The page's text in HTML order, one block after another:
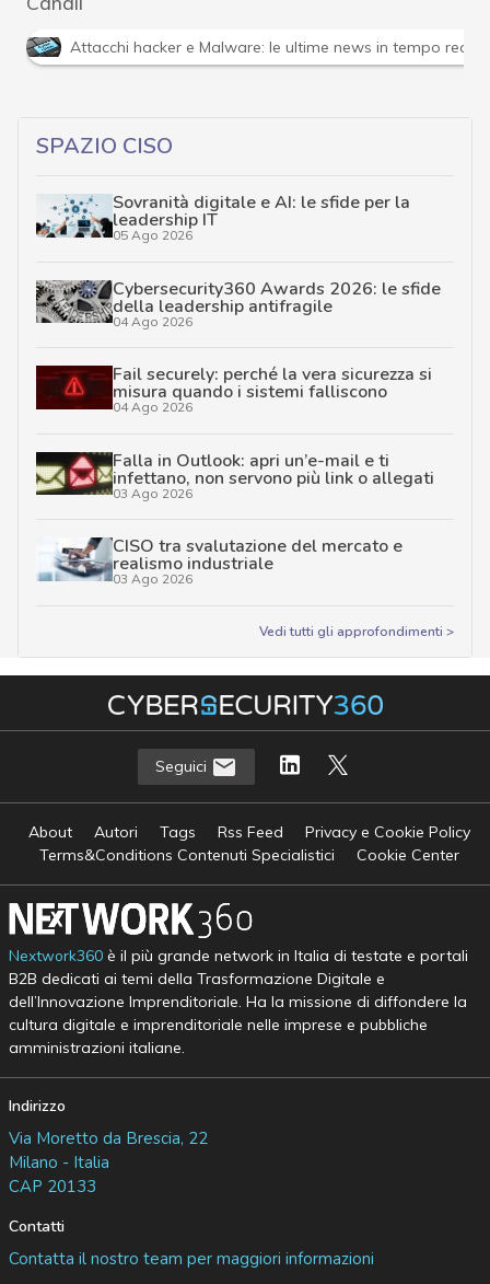
Attacchi hacker e Malware: le ultime news in tempo
SPAZIO CISO
Sovranità digitale e AI: le sfide per la
leadership IT
05 Ago 2026
Cybersecurity360 Awards 2026: le sfide
della leadership antifragile
04 Ago 2026
Fail securely: perché la vera sicurezza si
misura quando i sistemi falliscono
04 Ago 2026
Falla in Outlook: apri un’e-mail e ti
infettano, non servono più link o allegati
03 Ago 2026
CISO tra svalutazione del mercato e
realismo industriale
03 Ago 2026
Vedi tutti gli approfondimenti >
Seguici
About Autori Tags Rss Feed
Privacy e Cookie Policy
Terms&Conditions Contenuti Specialistici
Cookie Center
Nextwork360è il più grande network in Italia di testate e portali
B2B dedicati ai temi della Trasformazione Digitale e
dell’Innovazione Imprenditoriale. Ha la missione di diffondere la
cultura digitale e imprenditoriale nelle imprese e pubbliche
amministrazioni italiane.
Indirizzo
Via Moretto da Brescia, 22
Milano - Italia
CAP 20133
Contatti
Contatta il nostro team per maggiori informazioni